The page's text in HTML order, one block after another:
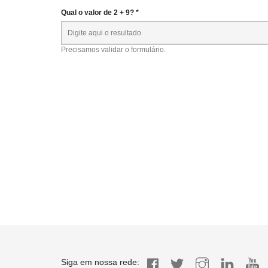
Qual o valor de 2 + 9? *
Precisamos validar o formulário.
Siga em nossa rede: